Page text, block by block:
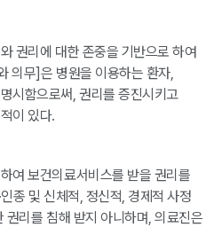
권리에 대한 존중을 기반으로 하여
의무]은 병원을 이용하는 환자,
시함으로써, 권리를 증진시키고
이 있다.
여 보건의료서비스를 받을 권리를
인종 및 신체적, 정신적, 경제적 사정
리를 침해 받지 아니하며, 의료진은